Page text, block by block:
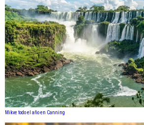
Mikve todo el año en Canning